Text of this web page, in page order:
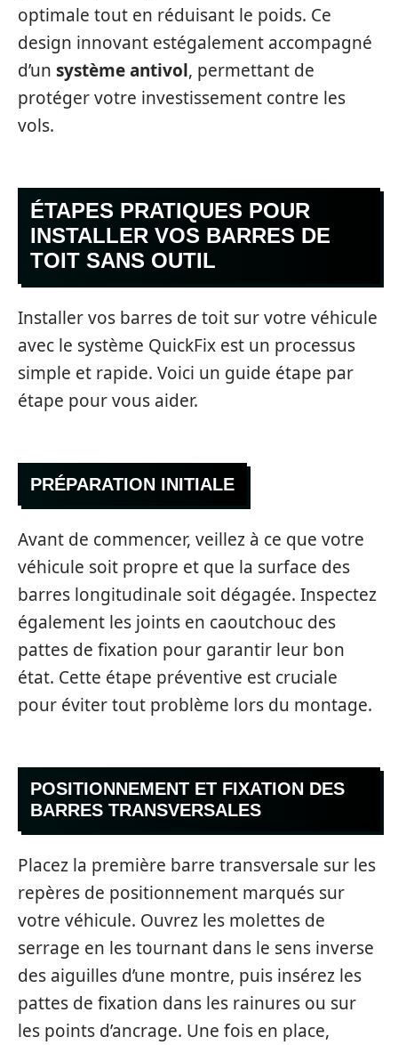
optimale tout en réduisant le poids. Ce
design innovant estégalement accompagné
d’un système antivol, permettant de
protéger votre investissement contre les
vols.
ÉTAPES PRATIQUES POUR
INSTALLER VOS BARRES DE
TOIT SANS OUTIL
Installer vos barres de toit sur votre véhicule
avec le système QuickFix est un processus
simple et rapide. Voici un guide étape par
étape pour vous aider.
PRÉPARATION INITIALE
Avant de commencer, veillez à ce que votre
véhicule soit propre et que la surface des
barres longitudinale soit dégagée. Inspectez
également les joints en caoutchouc des
pattes de fixation pour garantir leur bon
état. Cette étape préventive est cruciale
pour éviter tout problème lors du montage.
POSITIONNEMENT ET FIXATION DES
BARRES TRANSVERSALES
Placez la première barre transversale sur les
repères de positionnement marqués sur
votre véhicule. Ouvrez les molettes de
serrage en les tournant dans le sens inverse
des aiguilles d’une montre, puis insérez les
pattes de fixation dans les rainures ou sur
les points d’ancrage. Une fois en place,